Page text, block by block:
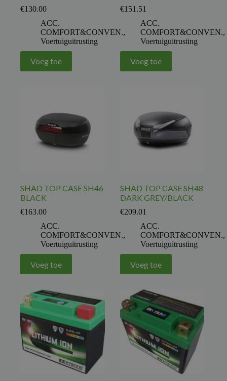
€130.00
ACC.
COMFORT&CONVEN.,
Voertuiguitrusting
Voeg toe
€151.51
ACC.
COMFORT&CONVEN.,
Voertuiguitrusting
Voeg toe
SHAD TOP CASE SH46
BLACK
€163.00
ACC.
COMFORT&CONVEN.,
Voertuiguitrusting
Voeg toe
SHAD TOP CASE SH48
DARK GREY/BLACK
€209.01
ACC.
COMFORT&CONVEN.,
Voertuiguitrusting
Voeg toe